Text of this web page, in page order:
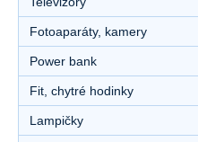
Fotoaparáty, kamery
Power bank
Fit, chytré hodinky
Lampičky